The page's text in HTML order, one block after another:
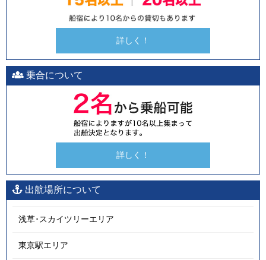
詳しく！
乗合について
詳しく！
出航場所について
浅草･スカイツリーエリア
東京駅エリア